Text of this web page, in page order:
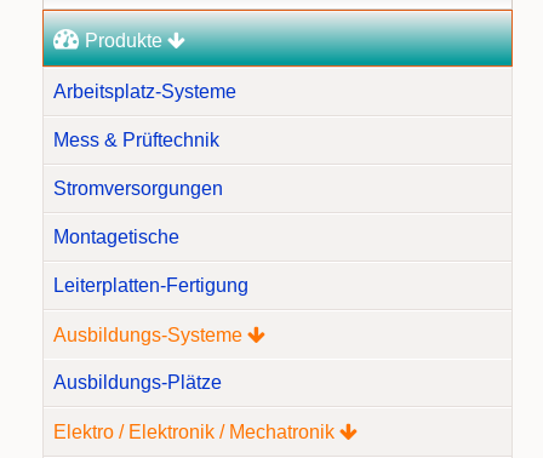
Produkte
Arbeitsplatz-Systeme
Mess & Prüftechnik
Stromversorgungen
Montagetische
Leiterplatten-Fertigung
Ausbildungs-Systeme
Ausbildungs-Plätze
Elektro / Elektronik / Mechatronik